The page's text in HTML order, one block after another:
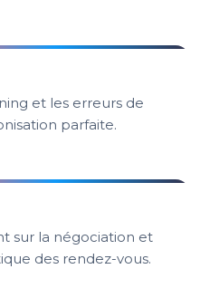
et les erreurs de
parfaite.
sur la négociation et
des rendez-vous.